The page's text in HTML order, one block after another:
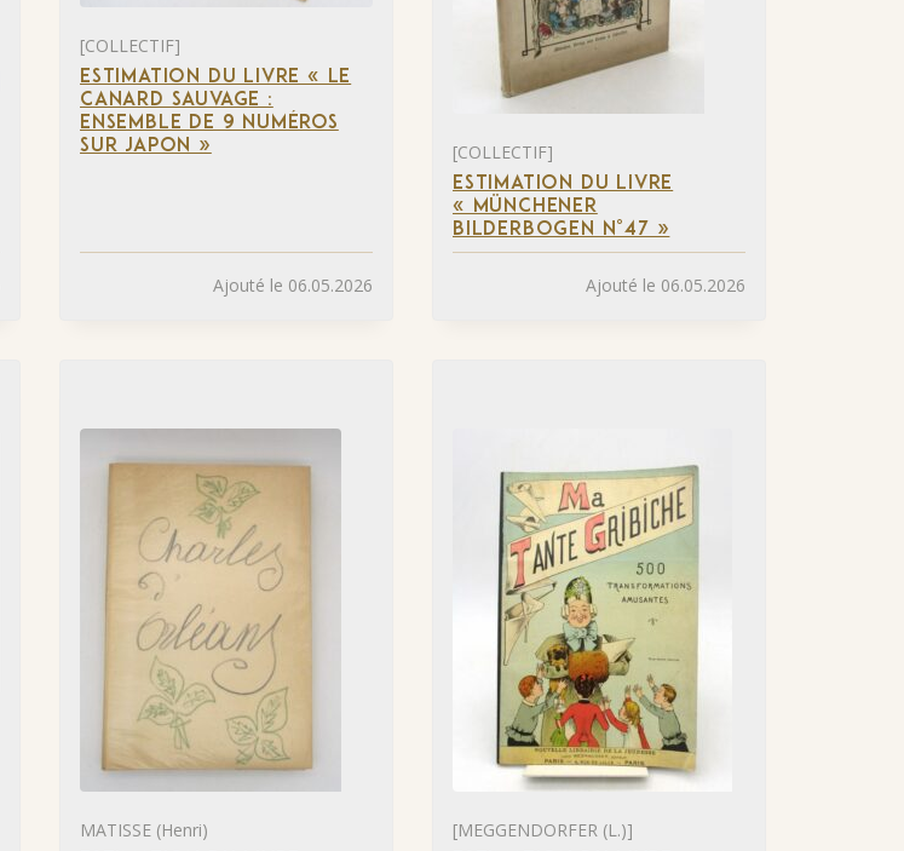
[COLLECTIF]
ESTIMATION DU LIVRE « LE
CANARD SAUVAGE :
ENSEMBLE DE 9 NUMÉROS
SUR JAPON »
Ajouté le 06.05.2026
[COLLECTIF]
ESTIMATION DU LIVRE
« MÜNCHENER
BILDERBOGEN N°47 »
Ajouté le 06.05.2026
MATISSE (Henri) [MEGGENDORFER (L.)]